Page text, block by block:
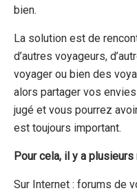
bien.
La solution est de
d’autres voyageurs,
voyager ou bien des
alors partager vos
jugé et vous pourrez
est toujours important.
Pour cela, il y a plusieurs
Sur Internet : forums de